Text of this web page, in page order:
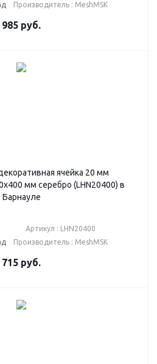
Производитель : MeshMSK
985 руб.
ячейка 20 мм
мм серебро (LHN20400) в
Барнауле
Артикул : LHN20400
Производитель : MeshMSK
715 руб.